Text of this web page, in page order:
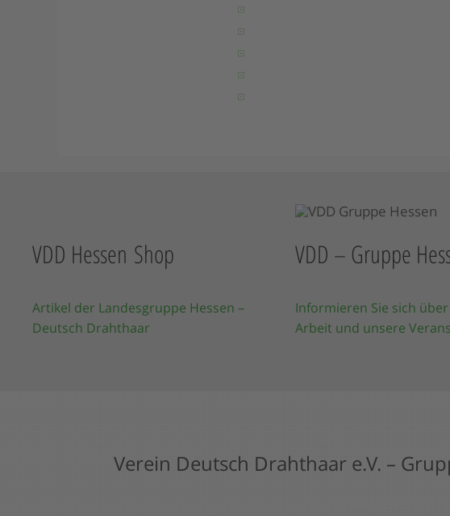
VDD Hessen Shop
Artikel der Landesgruppe Hessen –
Deutsch Drahthaar
VDD – Gruppe
Informieren Sie sich
Arbeit und unsere
Verein Deutsch Drahthaar e.V. –